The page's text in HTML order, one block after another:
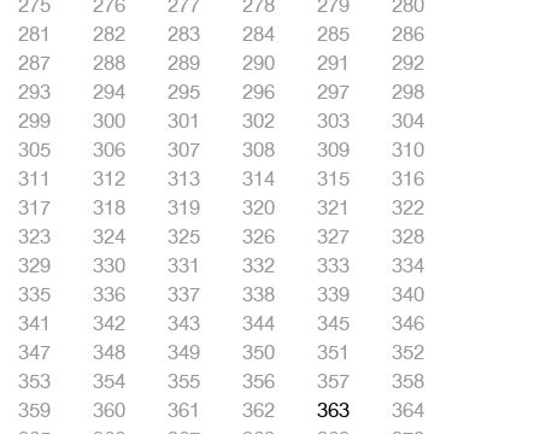
281
282 283 284 285
286
287
288 289 290 291
292
293
294 295 296 297
298
299
300 301 302 303
304
305
306 307 308 309
310
311
312 313 314 315
316
317
318 319 320 321
322
323
324 325 326 327
328
329
330 331 332 333
334
335
336 337 338 339
340
341
342 343 344 345
346
347
348 349 350 351
352
353
354 355 356 357
358
359
360 361 362 363
364